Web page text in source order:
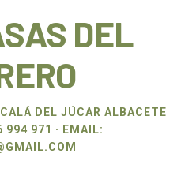
DEL
DEL JÚCAR ALBACETE
994 971 · EMAIL: